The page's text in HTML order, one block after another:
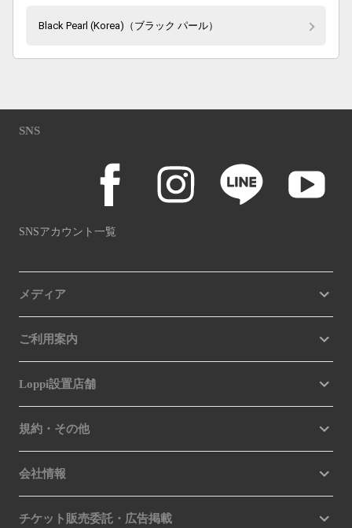
Black Pearl (Korea)（ブラック パール）
SNS
SNSアカウント一覧
メディア
ご利用案内
Loppi設置店舗
規約・その他
会社情報
チケット販売委託・広告掲載